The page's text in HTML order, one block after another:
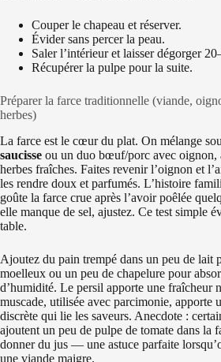
Couper le chapeau et réserver.
Évider sans percer la peau.
Saler l’intérieur et laisser dégorger
Récupérer la pulpe pour la suite.
Préparer la farce traditionnelle (viande,
herbes)
La farce est le cœur du plat. On mélange
saucisse ou un duo bœuf/porc avec
herbes fraîches. Faites revenir l’oignon et
les rendre doux et parfumés. L’histoire
goûte la farce crue après l’avoir poêlée
elle manque de sel, ajustez. Ce test simple
table.
Ajoutez du pain trempé dans un peu de lait
moelleux ou un peu de chapelure pour
d’humidité. Le persil apporte une fraîcheur
muscade, utilisée avec parcimonie, apporte
discrète qui lie les saveurs. Anecdote :
ajoutent un peu de pulpe de tomate dans la
donner du jus — une astuce parfaite
une viande maigre.